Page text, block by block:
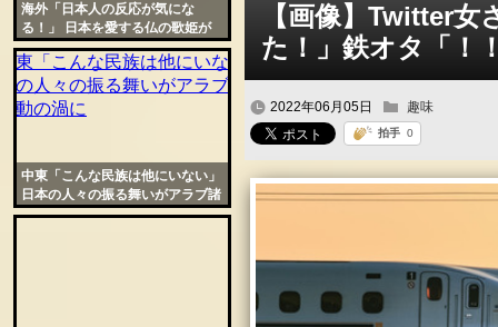
【画像】Twitter
た！」鉄オタ「！
2022年06月05日 趣味
海外「日本人の反応が気にな
る！」 日本を愛する仏の歌姫が
歌う『千と千尋』に絶賛の声
中東「こんな民族は他にいない」
日本の人々の振る舞いがアラブ諸
国を感動の渦に
ル